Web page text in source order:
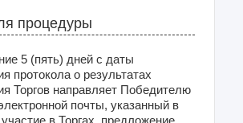
процедуры
5 (пять) дней с даты
протокола о результатах
Торгов направляет Победителю
почты, указанный в
в Торгах, предложение